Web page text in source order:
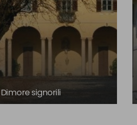
Dimore signorili